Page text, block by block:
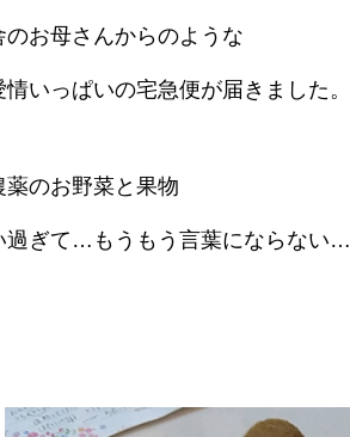
のお母さんからのような
いっぱいの宅急便が届きました。
のお野菜と果物
過ぎて…もうもう言葉にならない…